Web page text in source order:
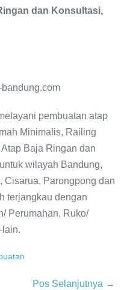
dan Konsultasi,
pembuatan atap
Minimalis, Railing
Baja Ringan dan
wilayah Bandung,
Cisarua, Parongpong dan
terjangkau dengan
Perumahan, Ruko/
lain.
Pos Selanjutnya →